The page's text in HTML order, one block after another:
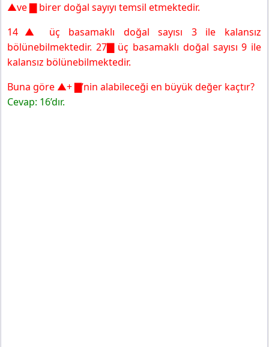
▲ve ▇ birer doğal sayıyı temsil etmektedir.
14▲ üç basamaklı doğal sayısı 3 ile kalansız
bölünebilmektedir. 27▇ üç basamaklı doğal sayısı 9 ile
kalansız bölünebilmektedir.
Buna göre ▲+ ▇’nin alabileceği en büyük değer kaçtır?
Cevap: 16’dır.